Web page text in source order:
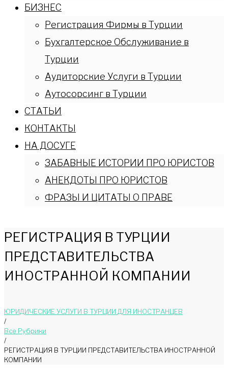
БИЗНЕС
Регистрация Фирмы в Турции
Бухгалтерское Обслуживание в
Турции
Аудиторские Услуги в Турции
Аутосорсинг в Турции
СТАТЬИ
КОНТАКТЫ
НА ДОСУГЕ
ЗАБАВНЫЕ ИСТОРИИ ПРО ЮРИСТОВ
АНЕКДОТЫ ПРО ЮРИСТОВ
ФРАЗЫ И ЦИТАТЫ О ПРАВЕ
РЕГИСТРАЦИЯ В ТУРЦИИ
ПРЕДСТАВИТЕЛЬСТВА
ИНОСТРАННОЙ КОМПАНИИ
ЮРИДИЧЕСКИЕ УСЛУГИ В ТУРЦИИ ДЛЯ ИНОСТРАНЦЕВ
/
Bce Pyбрики
/
РЕГИСТРАЦИЯ В ТУРЦИИ ПРЕДСТАВИТЕЛЬСТВА ИНОСТРАННОЙ
КОМПАНИИ